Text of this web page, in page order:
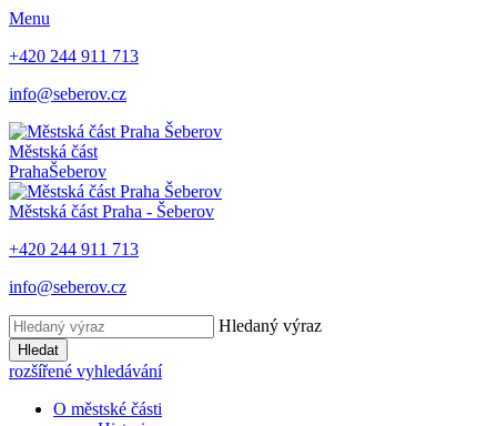
Menu
+420 244 911 713
info@seberov.cz
Městská část
PrahaŠeberov
Městská část Praha - Šeberov
+420 244 911 713
info@seberov.cz
Hledaný výraz
Hledat
rozšířené vyhledávání
O městské části